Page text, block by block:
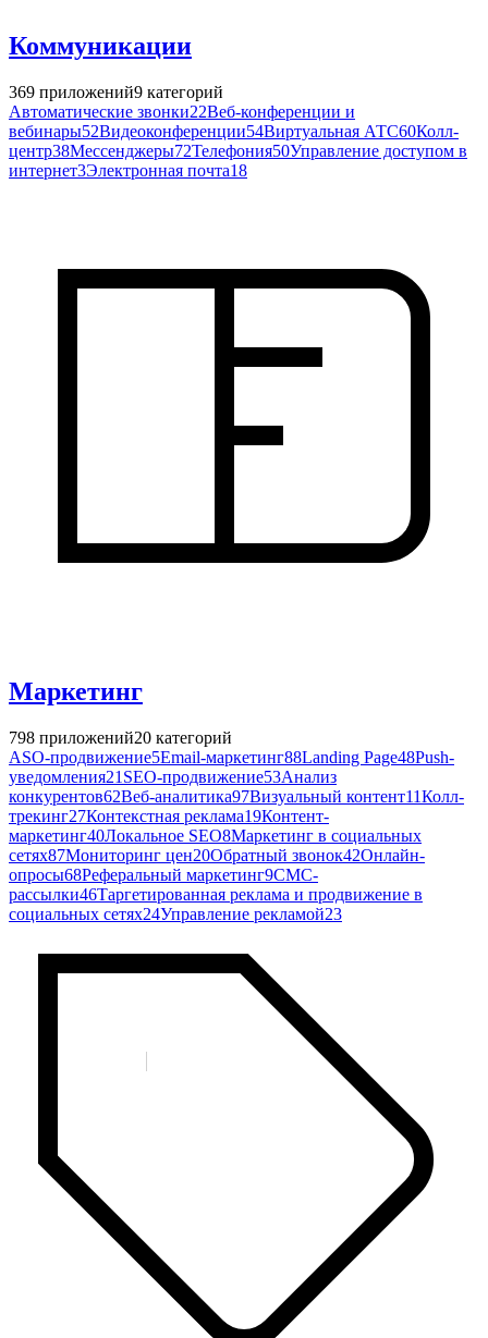
Коммуникации
369 приложений9 категорий
Автоматические звонки22Веб-конференции и
вебинары52Видеоконференции54Виртуальная АТС60Колл-
центр38Мессенджеры72Телефония50Управление доступом в
интернет3Электронная почта18
Маркетинг
798 приложений20 категорий
ASO-продвижение5Email-маркетинг88Landing Page48Push-
уведомления21 SEO-продвижение53Анализ
конкурентов62Веб-аналитика97Визуальный контент11Колл-
трекинг27Контекстная реклама19Контент-
маркетинг40Локальное SEO8Маркетинг в социальных
сетях87Мониторинг цен20Обратный звонок42Онлайн-
опросы68Реферальный маркетинг9СМС-
рассылки46Таргетированная реклама и продвижение в
социальных сетях24Управление рекламой23